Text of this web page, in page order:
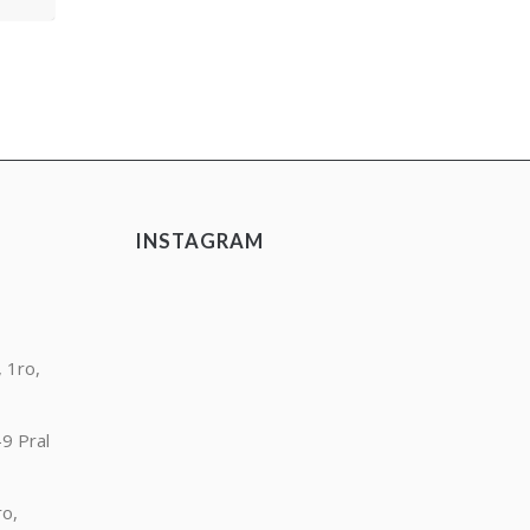
1ro,
Pral
INSTAGRAM